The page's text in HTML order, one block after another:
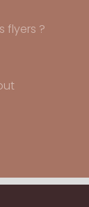
flyers ?